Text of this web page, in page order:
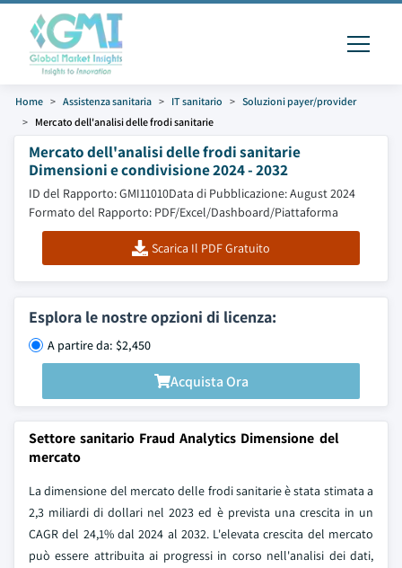
Home Assistenza sanitaria IT sanitario
Soluzioni payer/provider
Mercato dell'analisi delle frodi sanitarie
Mercato dell'analisi delle frodi sanitarie
Dimensioni e condivisione 2024 - 2032
ID del Rapporto: GMI11010Data di Pubblicazione: August 2024
Formato del Rapporto: PDF/Excel/Dashboard/Piattaforma
Scarica Il PDF Gratuito
Esplora le nostre opzioni di licenza:
A partire da: $2,450
Acquista Ora
Settore sanitario Fraud Analytics Dimensione del
mercato
La dimensione del mercato delle frodi sanitarie è stata stimata a
2,3 miliardi di dollari nel 2023 ed è prevista una crescita in un
CAGR del 24,1% dal 2024 al 2032. L'elevata crescita del mercato
può essere attribuita ai progressi in corso nell'analisi dei dati,